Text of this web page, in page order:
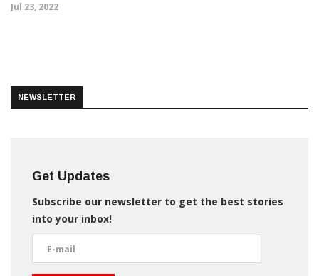
Jul 23, 2022
NEWSLETTER
Get Updates
Subscribe our newsletter to get the best stories
into your inbox!